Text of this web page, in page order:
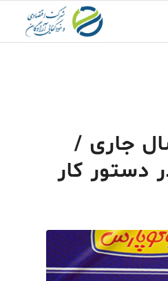
۶۰ درصد در سال جاری /
دستور کار